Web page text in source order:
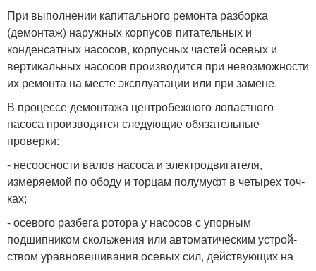
При выполнении капитального ремонта разборка
(демонтаж) на­ружных корпусов питательных и
конденсатных насосов, корпусных частей осевых и
вертикальных на­сосов производится при невозможно­сти
их ремонта на месте эксплуата­ции или при замене.
В процессе демонтажа центро­бежного лопастного
насоса произ­водятся следующие обязательные
проверки:
- несоосности валов насоса и элек­тродвигателя,
измеряемой по ободу и торцам полумуфт в четырех точ­
ках;
- осевого разбега ротора у насо­сов с упорным
подшипником сколь­жения или автоматическим устрой­
ством уравновешивания осевых сил, действующих на